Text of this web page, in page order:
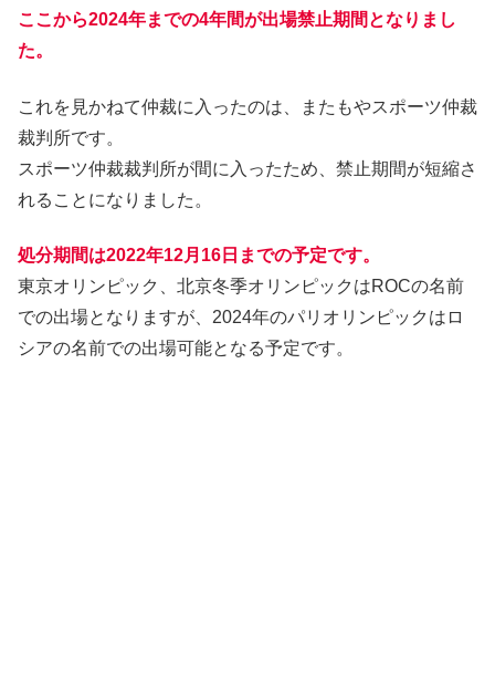
ここから2024年までの4年間が出場禁止期間となりまし
た。
これを見かねて仲裁に入ったのは、またもやスポーツ仲裁
裁判所です。
スポーツ仲裁裁判所が間に入ったため、禁止期間が短縮さ
れることになりました。
処分期間は2022年12月16日までの予定です。
東京オリンピック、北京冬季オリンピックはROCの名前
での出場となりますが、2024年のパリオリンピックはロ
シアの名前での出場可能となる予定です。